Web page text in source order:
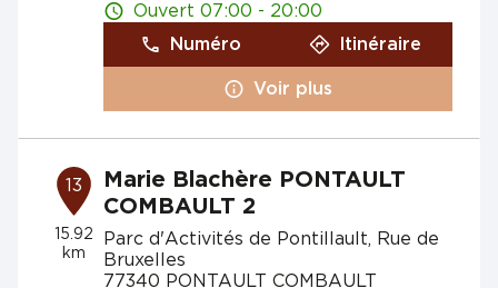
Ouvert 07:00 - 20:00
Numéro
Itinéraire
Voir plus
13
15.92
km
Marie Blachère PONTAULT
COMBAULT 2
Parc d'Activités de Pontillault, Rue de
Bruxelles
77340 PONTAULT COMBAULT